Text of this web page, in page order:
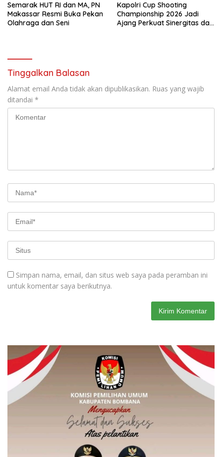
Semarak HUT RI dan MA, PN
Makassar Resmi Buka Pekan
Olahraga dan Seni
Kapolri Cup Shooting
Championship 2026 Jadi
Ajang Perkuat Sinergitas dan
Tinggalkan Balasan
Alamat email Anda tidak akan dipublikasikan. Ruas yang wajib
ditandai *
Simpan nama, email, dan situs web saya pada peramban ini
untuk komentar saya berikutnya.